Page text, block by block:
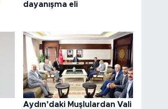
dayanışma eli
Aydın’daki Muşlulardan Vali